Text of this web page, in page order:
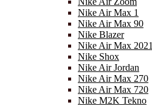
Nike Air Max 1
Nike Air Max 90
Nike Blazer
Nike Air Max 2021
Nike Shox
Nike Air Jordan
Nike Air Max 270
Nike Air Max 720
Nike M2K Tekno